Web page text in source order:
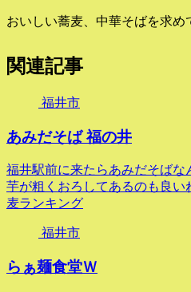
おいしい蕎麦、中華そばを求め
関連記事
福井市
あみだそば 福の井
福井駅前に来たらあみだそば
芋が粗くおろしてあるのも良
麦ランキング
福井市
らぁ麺食堂Ｗ